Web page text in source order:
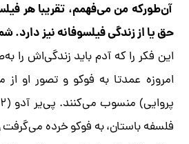
آن‌طورکه من می‌فهمم، تقریبا هر
حق یا از زندگی فیلسوفانه نیز دارد.
این فکر را که آدم باید زندگی‌اش را
امروزه عمدتا به فوکو و تصور او
فلسفه باستان، به فوکو خرده